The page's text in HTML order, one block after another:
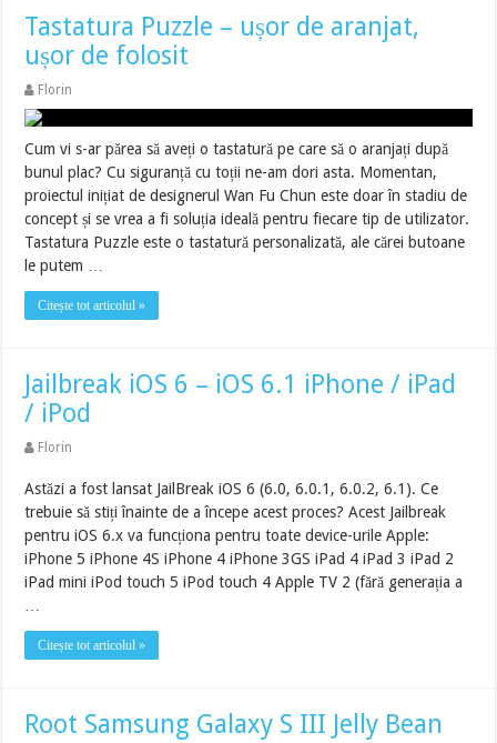
Tastatura Puzzle – ușor de aranjat,
ușor de folosit
Florin
Cum vi s-ar părea să aveți o tastatură pe care să o aranjați după
bunul plac? Cu siguranță cu toții ne-am dori asta. Momentan,
proiectul inițiat de designerul Wan Fu Chun este doar în stadiu de
concept și se vrea a fi soluția ideală pentru fiecare tip de utilizator.
Tastatura Puzzle este o tastatură personalizată, ale cărei butoane
le putem …
Citește tot articolul »
Jailbreak iOS 6 – iOS 6.1 iPhone / iPad
/ iPod
Florin
Astăzi a fost lansat JailBreak iOS 6 (6.0, 6.0.1, 6.0.2, 6.1). Ce
trebuie să stiți înainte de a începe acest proces? Acest Jailbreak
pentru iOS 6.x va funcționa pentru toate device-urile Apple:
iPhone 5 iPhone 4S iPhone 4 iPhone 3GS iPad 4 iPad 3 iPad 2
iPad mini iPod touch 5 iPod touch 4 Apple TV 2 (fără generația a
Citește tot articolul »
Root Samsung Galaxy S III Jelly Bean